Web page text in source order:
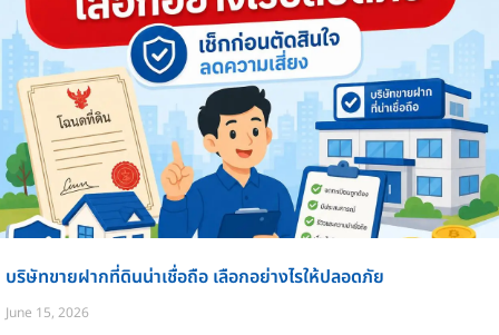
บริษัทขายฝากที่ดินน่าเชื่อถือ เลือกอย่างไรให้ปลอดภัย
June 15, 2026